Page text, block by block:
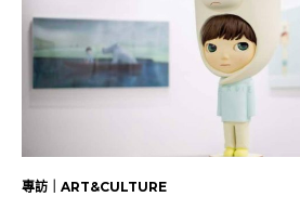
專訪｜ART&CULTURE